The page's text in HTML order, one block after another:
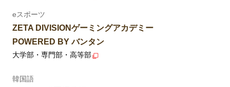
eスポーツ
ZETA DIVISIONゲーミングアカデミー
POWERED BY バンタン
大学部・専門部・高等部
韓国語